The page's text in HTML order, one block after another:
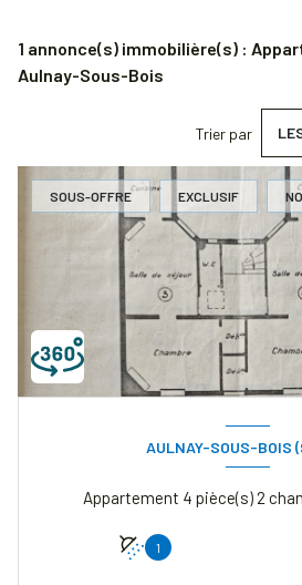
1 annonce(s) immobilière(s) :
Aulnay-Sous-Bois
Trier par
SOUS-OFFRE EXCLUSIF
AULNAY-SOUS-BOIS
1